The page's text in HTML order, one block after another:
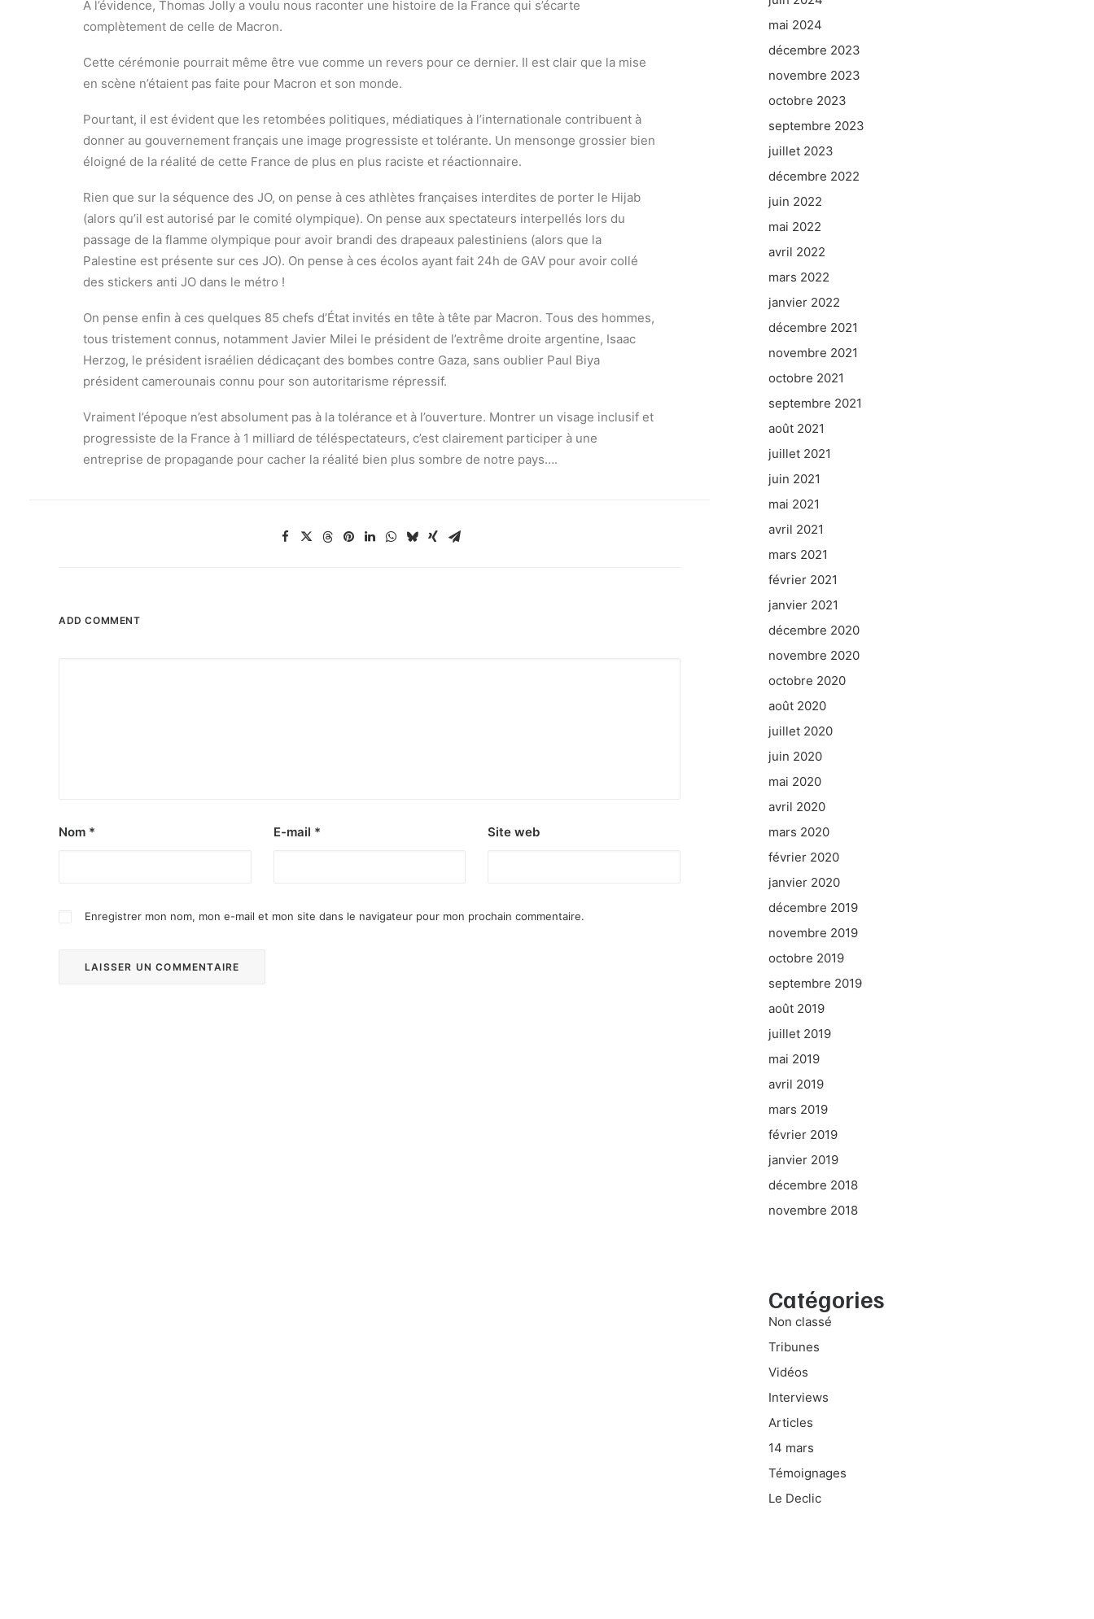
A l’évidence, Thomas Jolly a voulu nous raconter une histoire de la France qui s’écarte
complètement de celle de Macron.
Cette cérémonie pourrait même être vue comme un revers pour ce dernier. Il est clair que la mise
en scène n’étaient pas faite pour Macron et son monde.
Pourtant, il est évident que les retombées politiques, médiatiques à l’internationale contribuent à
donner au gouvernement français une image progressiste et tolérante. Un mensonge grossier bien
éloigné de la réalité de cette France de plus en plus raciste et réactionnaire.
Rien que sur la séquence des JO, on pense à ces athlètes françaises interdites de porter le Hijab
(alors qu’il est autorisé par le comité olympique). On pense aux spectateurs interpellés lors du
passage de la flamme olympique pour avoir brandi des drapeaux palestiniens (alors que la
Palestine est présente sur ces JO). On pense à ces écolos ayant fait 24h de GAV pour avoir collé
des stickers anti JO dans le métro !
On pense enfin à ces quelques 85 chefs d’État invités en tête à tête par Macron. Tous des hommes,
tous tristement connus, notamment Javier Milei le président de l’extrême droite argentine, Isaac
Herzog, le président israélien dédicaçant des bombes contre Gaza, sans oublier Paul Biya
président camerounais connu pour son autoritarisme répressif.
Vraiment l’époque n’est absolument pas à la tolérance et à l’ouverture. Montrer un visage inclusif et
progressiste de la France à 1 milliard de téléspectateurs, c’est clairement participer à une
entreprise de propagande pour cacher la réalité bien plus sombre de notre pays….
ADD COMMENT
Nom * E-mail * Site web
Enregistrer mon nom, mon e-mail et mon site dans le navigateur pour mon prochain commentaire.
mai 2024
décembre 2023
novembre 2023
octobre 2023
septembre 2023
juillet 2023
décembre 2022
juin 2022
mai 2022
avril 2022
mars 2022
janvier 2022
décembre 2021
novembre 2021
octobre 2021
septembre 2021
août 2021
juillet 2021
juin 2021
mai 2021
avril 2021
mars 2021
février 2021
janvier 2021
décembre 2020
novembre 2020
octobre 2020
août 2020
juillet 2020
juin 2020
mai 2020
avril 2020
mars 2020
février 2020
janvier 2020
décembre 2019
novembre 2019
octobre 2019
septembre 2019
août 2019
juillet 2019
mai 2019
avril 2019
mars 2019
février 2019
janvier 2019
décembre 2018
novembre 2018
Catégories
Non classé
Tribunes
Vidéos
Interviews
Articles
14 mars
Témoignages
Le Declic